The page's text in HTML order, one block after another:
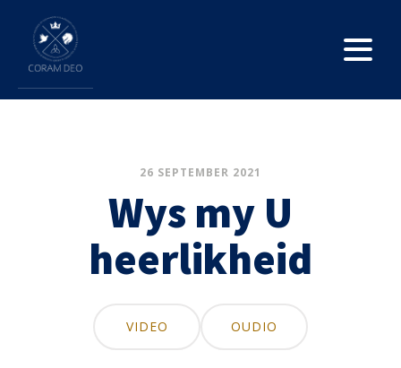
26 SEPTEMBER 2021
Wys my U
heerlikheid
VIDEO OUDIO